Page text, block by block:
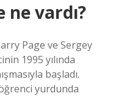
ne vardı?
Page ve Sergey
1995 yılında
başladı.
yurdunda